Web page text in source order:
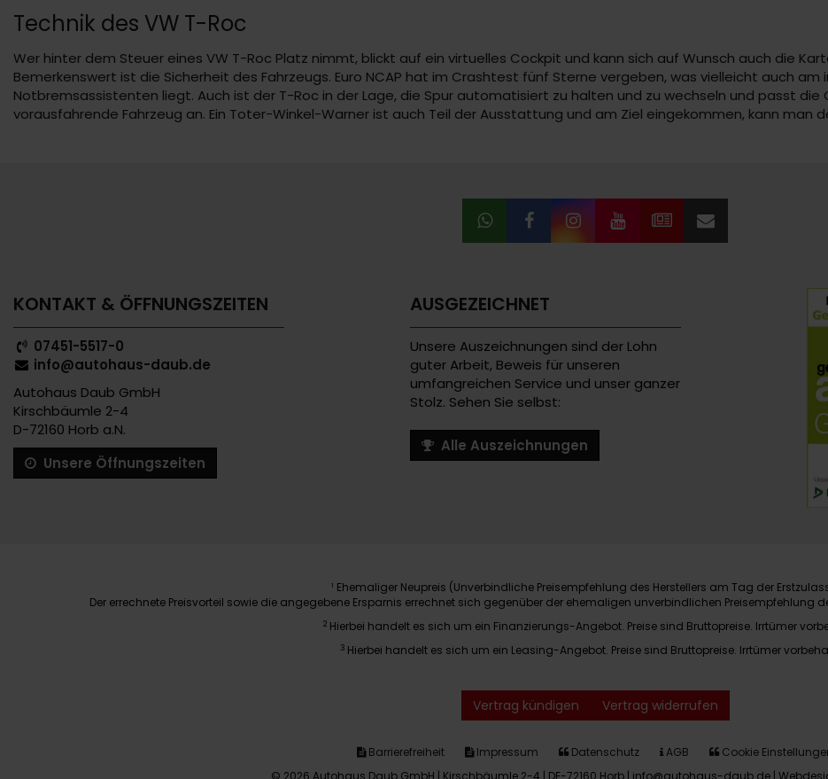
Technik des VW T-Roc
Wer hinter dem Steuer eines VW T-Roc Platz nimmt, blickt auf ein virtuelles Cockpit und kann sich auf Wunsch auch die
Bemerkenswert ist die Sicherheit des Fahrzeugs. Euro NCAP hat im Crashtest fünf Sterne vergeben, was vielleicht auch
Notbremsassistenten liegt. Auch ist der T-Roc in der Lage, die Spur automatisiert zu halten und zu wechseln und passt
vorausfahrende Fahrzeug an. Ein Toter-Winkel-Warner ist auch Teil der Ausstattung und am Ziel eingekommen, kann man
KONTAKT & ÖFFNUNGSZEITEN
07451-5517-0
info@autohaus-daub.de
Autohaus Daub GmbH
Kirschbäumle 2-4
D-72160 Horb a.N.
Unsere Öffnungszeiten
AUSGEZEICHNET
Unsere Auszeichnungen sind der Lohn
guter Arbeit, Beweis für unseren
umfangreichen Service und unser ganzer
Stolz. Sehen Sie selbst:
Alle Auszeichnungen
1 Ehemaliger Neupreis (Unverbindliche Preisempfehlung des Herstellers am Tag der
Der errechnete Preisvorteil sowie die angegebene Ersparnis errechnet sich gegenüber der ehemaligen unverbindlichen Preisempfehlung
2 Hierbei handelt es sich um ein Finanzierungs-Angebot. Preise sind Bruttopreise. Irrtümer
3 Hierbei handelt es sich um ein Leasing-Angebot. Preise sind Bruttopreise. Irrtümer
Vertrag kündigen Vertrag widerrufen
Barrierefreiheit Impressum Datenschutz AGB
Cookie